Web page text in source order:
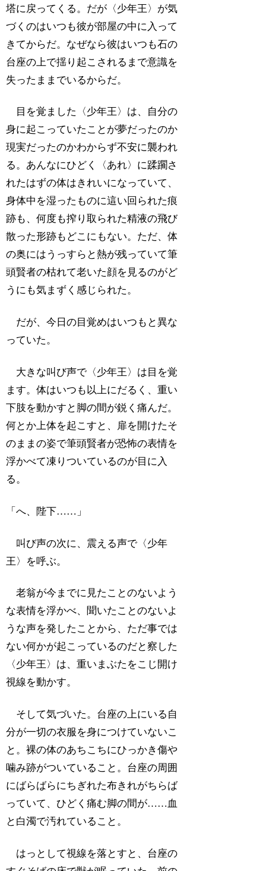
塔に戻ってくる。だが〈少年王〉が気
づくのはいつも彼が部屋の中に入って
きてからだ。なぜなら彼はいつも石の
台座の上で揺り起こされるまで意識を
失ったままでいるからだ。
目を覚ました〈少年王〉は、自分の
身に起こっていたことが夢だったのか
現実だったのかわからず不安に襲われ
る。あんなにひどく〈あれ〉に蹂躙さ
れたはずの体はきれいになっていて、
身体中を湿ったものに這い回られた痕
跡も、何度も搾り取られた精液の飛び
散った形跡もどこにもない。ただ、体
の奥にはうっすらと熱が残っていて筆
頭賢者の枯れて老いた顔を見るのがど
うにも気まずく感じられた。
だが、今日の目覚めはいつもと異な
っていた。
大きな叫び声で〈少年王〉は目を覚
ます。体はいつも以上にだるく、重い
下肢を動かすと脚の間が鋭く痛んだ。
何とか上体を起こすと、扉を開けたそ
のままの姿で筆頭賢者が恐怖の表情を
浮かべて凍りついているのが目に入
る。
「へ、陛下……」
叫び声の次に、震える声で〈少年
王〉を呼ぶ。
老翁が今までに見たことのないよう
な表情を浮かべ、聞いたことのないよ
うな声を発したことから、ただ事では
ない何かが起こっているのだと察した
〈少年王〉は、重いまぶたをこじ開け
視線を動かす。
そして気づいた。台座の上にいる自
分が一切の衣服を身につけていないこ
と。裸の体のあちこちにひっかき傷や
噛み跡がついていること。台座の周囲
にばらばらにちぎれた布きれがちらば
っていて、ひどく痛む脚の間が……血
と白濁で汚れていること。
はっとして視線を落とすと、台座の